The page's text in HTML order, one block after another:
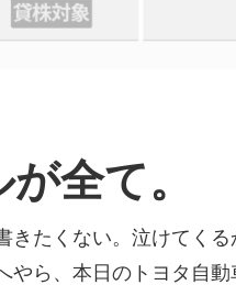
全て。
きたくない。泣けてくる
やら、本日のトヨタ自動